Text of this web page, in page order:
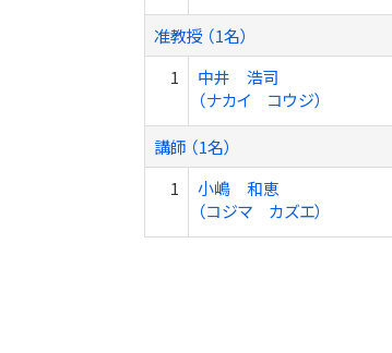
准教授 （1名）
1
中井 浩司
（ナカイ コウジ）
講師 （1名）
1
小嶋 和恵
（コジマ カズエ）